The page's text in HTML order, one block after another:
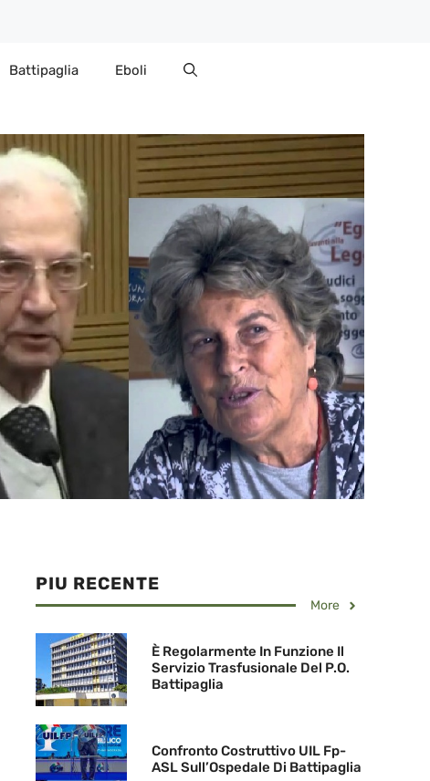
Battipaglia Eboli
PIU RECENTE
More
È Regolarmente In Funzione Il
Servizio Trasfusionale Del P.O.
Battipaglia
Confronto Costruttivo UIL Fp-
ASL Sull’Ospedale Di Battipaglia